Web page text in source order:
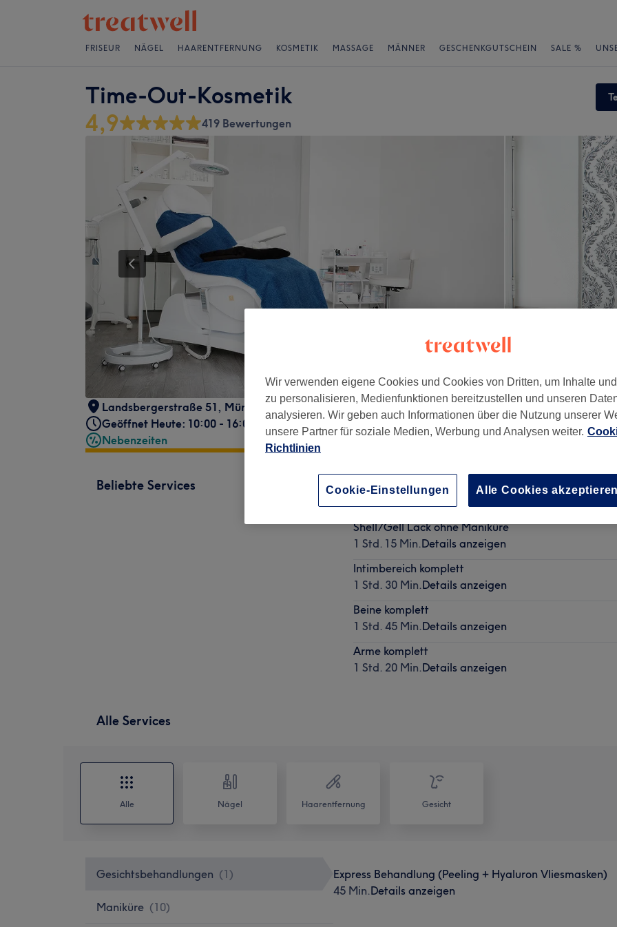
FRISEUR NÄGEL HAARENTFERNUNG KOSMETIK MASSAGE MÄNNER GESCHENKGUTSCHEIN SALE %
Time-Out-Kosmetik
4,9 419 Bewertungen
Landsbergerstraße 51 , München, Schwanthalerhöhe, 80339
Geöffnet Heute: 10:00 - 16:00
Nebenzeiten
Beliebte Services
Schöne Füße DeLuxe: Shellac French/Farbe inkl.
Shell/Gell Lack ohne Maniküre
1 Std. 15 Min.Details anzeigen
Intimbereich komplett
1 Std. 30 Min.Details anzeigen
Beine komplett
1 Std. 45 Min.Details anzeigen
Arme komplett
1 Std. 20 Min.Details anzeigen
Alle Services
Alle Nägel Haarentfernung Gesicht
Gesichtsbehandlungen (1 )
Maniküre (10)
Express Behandlung (Peeling + Hyaluron Vliesmasken)
45 Min.Details anzeigen
Wir verwenden eigene Cookies und Cookies von Dritten, um Inhalte
zu personalisieren, Medienfunktionen bereitzustellen und unseren
analysieren. Wir geben auch Informationen über die Nutzung unserer
unsere Partner für soziale Medien, Werbung und Analysen weiter.
Richtlinien
Cookie-Einstellungen Alle Cookies